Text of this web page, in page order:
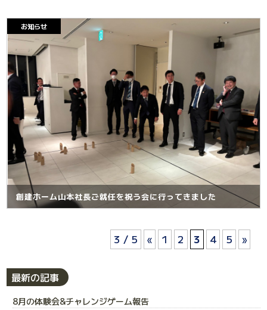
お知らせ
創建ホーム山本社長ご就任を祝う会に行ってきました
3 / 5 « 1 2 3 4 5 »
最新の記事
8月の体験会&チャレンジゲーム報告